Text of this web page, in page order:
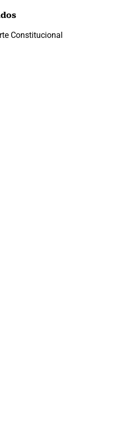
Constitucional